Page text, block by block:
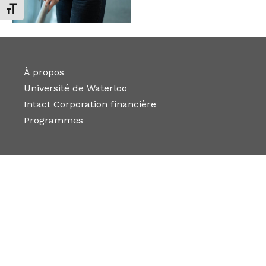
Changer la taille de la police
À propos
Université de Waterloo
Intact Corporation financière
Programmes